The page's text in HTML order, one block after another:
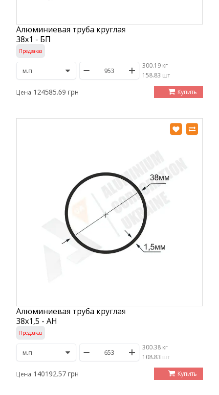
Алюминиевая труба круглая
38х1 - БП
Предзаказ
300.19 кг
/158.83 шт
Цена 124585.69 грн Купить
Алюминиевая труба круглая
38х1,5 - АН
Предзаказ
300.38 кг
/108.83 шт
Цена 140192.57 грн Купить